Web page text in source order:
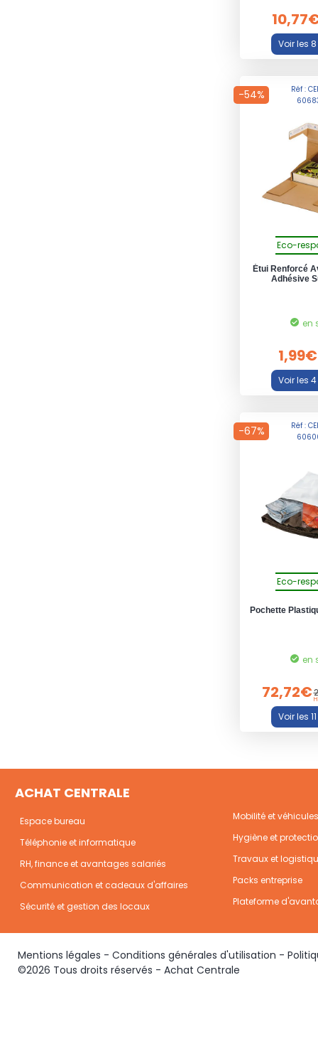
-54%
Réf :
Eco-
Étui Renforcé
Adhésive
en
1,99€
-67%
Réf :
Eco-
Pochette
en
72,72€
ACHAT CENTRALE
Espace bureau
Téléphonie et informatique
RH, finance et avantages salariés
Communication et cadeaux d'affaires
Sécurité et gestion des locaux
Mobilité et véhicules
Hygiène et
Travaux et
Packs entreprise
Plateforme
Mentions légales - Conditions générales d'utilisation -
©2026 Tous droits réservés - Achat Centrale